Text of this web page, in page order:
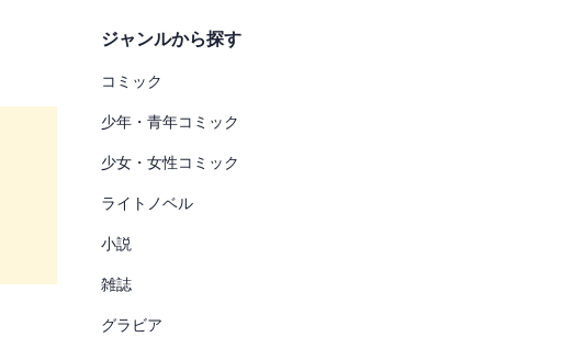
ジャンルから探す
コミック
少年・青年コミック
少女・女性コミック
ライトノベル
小説
雑誌
グラビア